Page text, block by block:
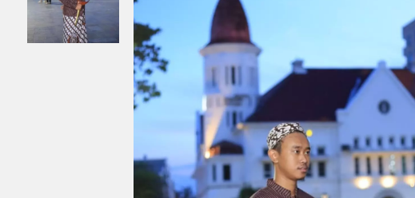
BATIK PASANGAN
BATIK SERAGAM
BATIK ANAK
BAJU MUSLIM MAJAPAHIT
BAJU MUSLIM PRIA